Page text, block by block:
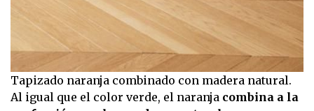
Tapizado naranja combinado con madera natural.
Al igual que el color verde, el naranja combina a la